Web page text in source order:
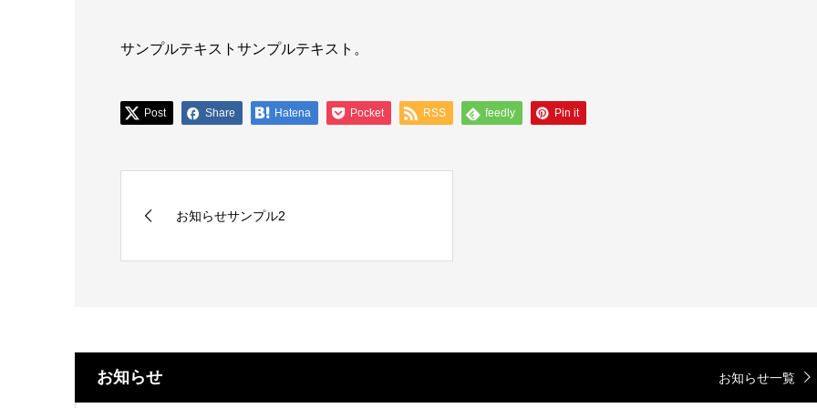
サンプルテキストサンプルテキスト。
Post Share Hatena Pocket RSS feedly Pin it
お知らせサンプル2
お知らせ お知らせ一覧